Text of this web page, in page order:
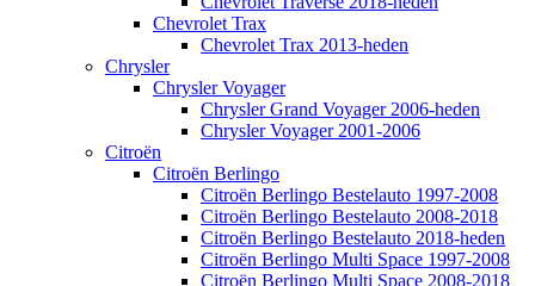
Chevrolet Trax
Chevrolet Trax 2013-heden
Chrysler
Chrysler Voyager
Chrysler Grand Voyager 2006-heden
Chrysler Voyager 2001-2006
Citroën
Citroën Berlingo
Citroën Berlingo Bestelauto 1997-2008
Citroën Berlingo Bestelauto 2008-2018
Citroën Berlingo Bestelauto 2018-heden
Citroën Berlingo Multi Space 1997-2008
Citroën Berlingo Multi Space 2008-2018